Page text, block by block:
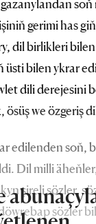
gerimi has
dil birlikleri
bilen ykrar
dili derejesini
we özgeriş
edilenden soň,
Dil milli
şireli sözler,
sözler